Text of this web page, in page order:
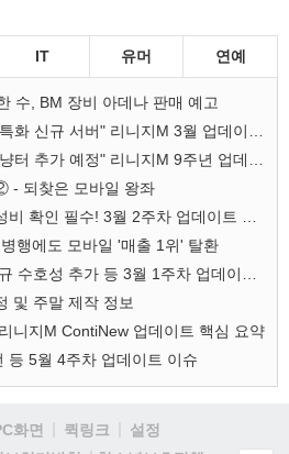
IT 유머 연예
수, BM 장비 아데나 판매 예고
- 되찾은 모바일 왕좌
행에도 모바일 '매출 1위' 탈환
및 주말 제작 정보
니지M ContiNew 업데이트 핵심 요약
등 5월 4주차 업데이트 이슈
화면 퀵링크
설정